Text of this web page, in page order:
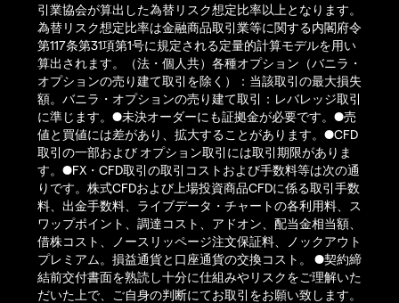
引業協会が算出した為替リスク想定比率以上となります。
為替リスク想定比率は金融商品取引業等に関する内閣府令
第117条第31項第1号に規定される定量的計算モデルを用い
算出されます。（法・個人共）各種オプション（バニラ・
オプションの売り建て取引を除く）：当該取引の最大損失
額。バニラ・オプションの売り建て取引：レバレッジ取引
に準じます。●未決オーダーにも証拠金が必要です。●売
値と買値には差があり、拡大することがあります。●CFD
取引の一部および オプション取引には取引期限がありま
す。●FX・CFD取引の取引コストおよび手数料等は次の通
りです。株式CFDおよび上場投資商品CFDに係る取引手数
料、出金手数料、ライブデータ・チャートの各利用料、ス
ワップポイント、調達コスト、アドオン、配当金相当額、
借株コスト、ノースリッページ注文保証料、ノックアウト
プレミアム。損益通貨と口座通貨の交換コスト。 ●契約締
結前交付書面を熟読し十分に仕組みやリスクをご理解いた
だいた上で、ご自身の判断にてお取引をお願い致します。